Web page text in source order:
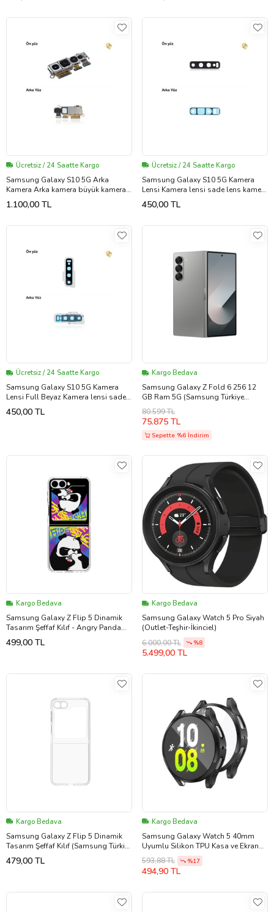
Ücretsiz / 24 Saatte Kargo
Samsung Galaxy S10 5G Arka
Kamera Arka kamera büyük kamera
ana kamera sensörü
1.100,00 TL
Ücretsiz / 24 Saatte Kargo
Samsung Galaxy S10 5G Kamera
Lensi Kamera lensi sade lens kamera
camı kamera merceği
450,00 TL
Ücretsiz / 24 Saatte Kargo
Samsung Galaxy S10 5G Kamera
Lensi Full Beyaz Kamera lensi sade
lens kamera camı kamera merceği
450,00 TL
Kargo Bedava
Samsung Galaxy Z Fold 6 256 12
GB Ram 5G (Samsung Türkiye
Garantili) Gümüş
80.599 TL
75.875 TL
Sepette %6 İndirim
Kargo Bedava
Samsung Galaxy Z Flip 5 Dinamik
Tasarım Şeffaf Kılıf - Angry Panda
Kart Hediyeli (Samsung Türkiye
Garantili)
499,00 TL
Kargo Bedava
Samsung Galaxy Watch 5 Pro Siyah
(Outlet-Teşhir-İkinciel)
6.000,00 TL
%8
5.499,00 TL
Kargo Bedava
Samsung Galaxy Z Flip 5 Dinamik
Tasarım Şeffaf Kılıf (Samsung Türkiye
Garantili)
479,00 TL
Kargo Bedava
Samsung Galaxy Watch 5 40mm
Uyumlu Silikon TPU Kasa ve Ekran
Koruyucu Zore Watch Gard 15
(Siyah)
593,88 TL %17
494,90 TL